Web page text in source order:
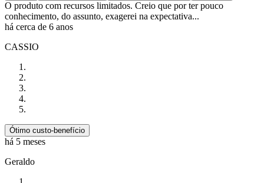
O produto com recursos limitados. Creio que por ter pouco
conhecimento, do assunto, exagerei na expectativa...
há cerca de 6 anos
CASSIO
Ótimo custo-benefício
há 5 meses
Geraldo